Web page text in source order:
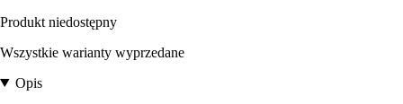
Produkt niedostępny
Wszystkie warianty wyprzedane
Opis